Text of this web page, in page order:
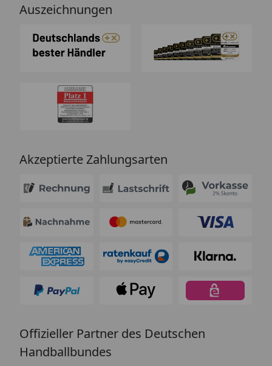
Auszeichnungen
Akzeptierte Zahlungsarten
Offizieller Partner des Deutschen
Handballbundes